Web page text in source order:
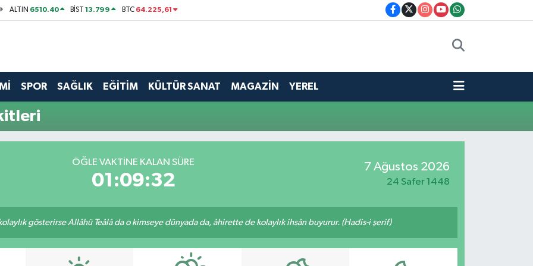
ALTIN 6510.40 BİST13.799 BTC 64.225,61
SPOR SAĞLIK EĞİTİM KÜLTÜR SANAT MAGAZİN YEREL
ÖĞLE VAKTINE KALAN SÜRE
01:09:32
7 Ağustos 2026
24 Safer 1448
gösterirse Allâhü Teâlâ da o kimseye dünyada da, âhirette de kolaylık ihsân buyurur. (Hadis-i şerif)